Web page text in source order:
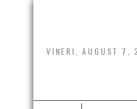
Skip
VINERI, AUGUST 7,